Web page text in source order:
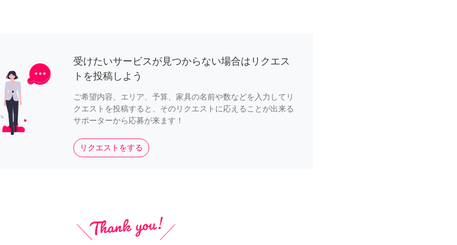
受けたいサービスが見つからない場合はリクエス
トを投稿しよう
ご希望内容、エリア、予算、家具の名前や数などを入力してリ
クエストを投稿すると、そのリクエストに応えることが出来る
サポーターから応募が来ます！
リクエストをする